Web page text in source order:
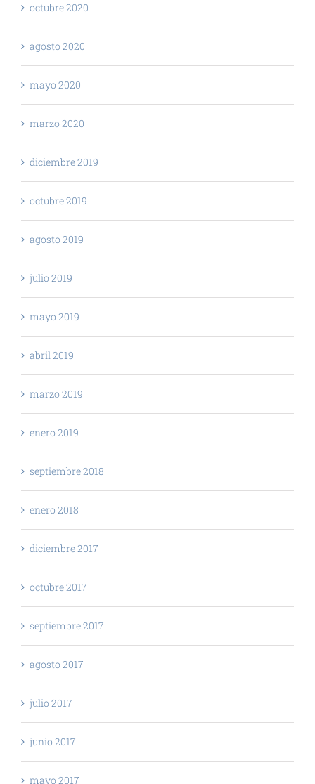
octubre 2020
agosto 2020
mayo 2020
marzo 2020
diciembre 2019
octubre 2019
agosto 2019
julio 2019
mayo 2019
abril 2019
marzo 2019
enero 2019
septiembre 2018
enero 2018
diciembre 2017
octubre 2017
septiembre 2017
agosto 2017
julio 2017
junio 2017
mayo 2017